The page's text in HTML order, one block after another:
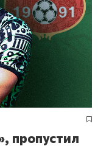
пропустил